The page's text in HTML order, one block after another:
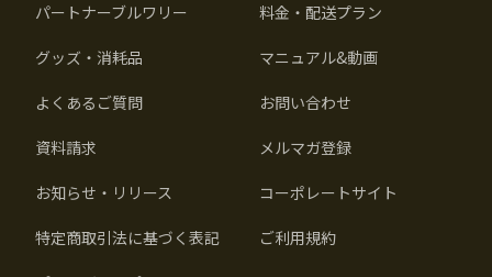
パートナーブルワリー 料金・配送プラン
グッズ・消耗品 マニュアル&動画
よくあるご質問 お問い合わせ
資料請求 メルマガ登録
お知らせ・リリース コーポレートサイト
特定商取引法に基づく表記 ご利用規約